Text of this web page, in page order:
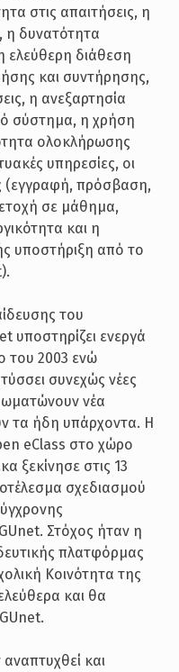
στις απαιτήσεις, η
η δυνατότητα
ελεύθερη διάθεση
και συντήρησης,
η ανεξαρτησία
σύστημα, η χρήση
ολοκλήρωσης
υπηρεσίες, οι
(εγγραφή, πρόσβαση,
σε μάθημα,
και η
υποστήριξη από το
του
υποστηρίζει ενεργά
του 2003 ενώ
συνεχώς νέες
νέα
τα ήδη υπάρχοντα. Η
eClass στο χώρο
ξεκίνησε στις 13
σχεδιασμού
Στόχος ήταν η
πλατφόρμας
Κοινότητα της
και θα
και